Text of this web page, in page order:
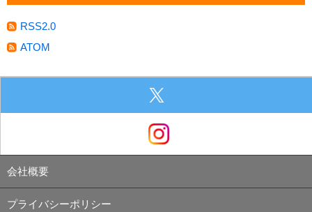
RSS2.0
ATOM
会社概要
プライバシーポリシー